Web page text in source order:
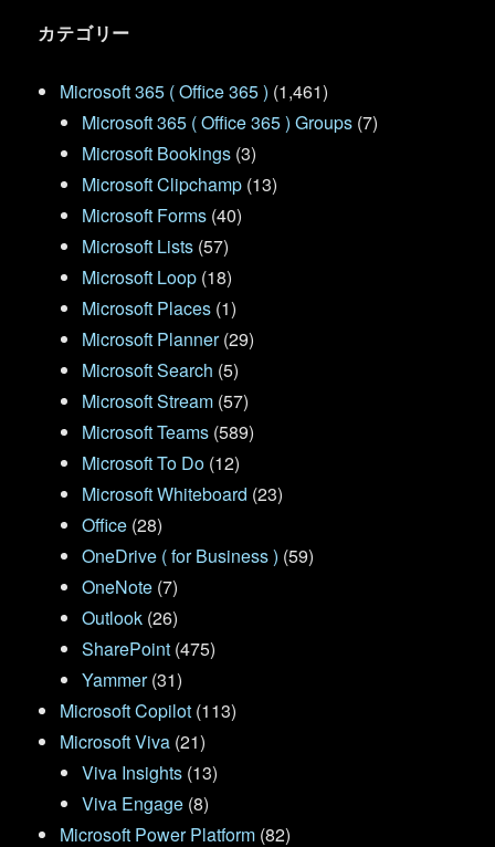
カテゴリー
Microsoft 365 ( Office 365 ) (1,461)
Microsoft 365 ( Office 365 ) Groups (7)
Microsoft Bookings (3)
Microsoft Clipchamp (13)
Microsoft Forms (40)
Microsoft Lists (57)
Microsoft Loop (18)
Microsoft Places (1)
Microsoft Planner(29)
Microsoft Search (5)
Microsoft Stream (57)
Microsoft Teams (589)
Microsoft To Do (12)
Microsoft Whiteboard (23)
Office (28)
OneDrive ( for Business ) (59)
OneNote (7)
Outlook (26)
SharePoint (475)
Yammer(31)
Microsoft Copilot (113)
Microsoft Viva (21)
Viva Insights (13)
Viva Engage (8)
Microsoft Power Platform (82)